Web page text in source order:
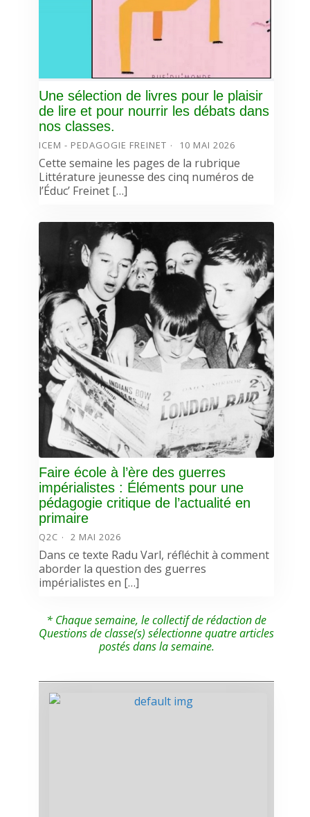
Une sélection de livres pour le plaisir
de lire et pour nourrir les débats dans
nos classes.
ICEM - PEDAGOGIE FREINET 10 MAI 2026
Cette semaine les pages de la rubrique
Littérature jeunesse des cinq numéros de
l’Éduc’ Freinet […]
Faire école à l’ère des guerres
impérialistes : Éléments pour une
pédagogie critique de l’actualité en
primaire
Q2C 2 MAI 2026
Dans ce texte Radu Varl, réfléchit à comment
aborder la question des guerres
impérialistes en […]
* Chaque semaine, le collectif de rédaction de
Questions de classe(s) sélectionne quatre articles
postés dans la semaine.